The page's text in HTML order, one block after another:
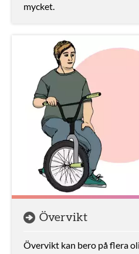
mycket.
Övervikt
Övervikt kan bero på flera